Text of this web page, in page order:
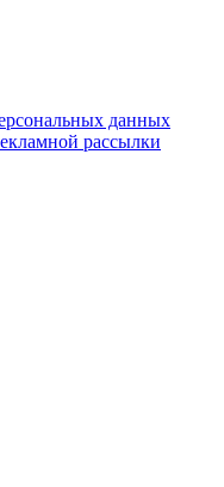
данных
рассылки